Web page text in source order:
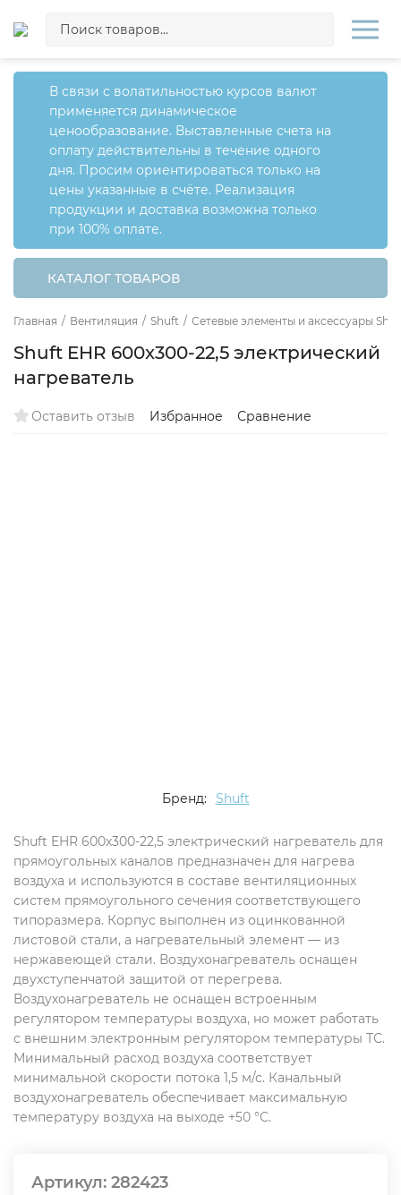
В связи с волатильностью курсов валют
применяется динамическое
ценообразование. Выставленные счета на
оплату действительны в течение одного
дня. Просим ориентироваться только на
цены указанные в счёте. Реализация
продукции и доставка возможна только
при 100% оплате.
КАТАЛОГ ТОВАРОВ
Главная / Вентиляция / Shuft / Сетевые элементы и аксессуары
Shuft EHR 600x300-22,5 электрический
нагреватель
Оставить отзыв Избранное Сравнение
Бренд: Shuft
Shuft EHR 600x300-22,5 электрический нагреватель для
прямоугольных каналов предназначен для нагрева
воздуха и используются в составе вентиляционных
систем прямоугольного сечения соответствующего
типоразмера. Корпус выполнен из оцинкованной
листовой стали, а нагревательный элемент — из
нержавеющей стали. Воздухонагреватель оснащен
двухступенчатой защитой от перегрева.
Воздухонагреватель не оснащен встроенным
регулятором температуры воздуха, но может работать
с внешним электронным регулятором температуры ТС.
Минимальный расход воздуха соответствует
минимальной скорости потока 1,5 м/с. Канальный
воздухонагреватель обеспечивает максимальную
температуру воздуха на выходе +50 °С.
Артикул: 282423